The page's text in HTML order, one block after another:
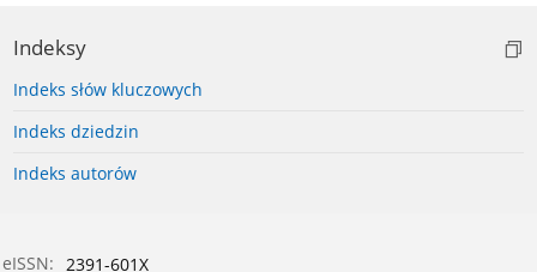
Indeksy
Indeks słów kluczowych
Indeks dziedzin
Indeks autorów
eISSN: 2391-601X